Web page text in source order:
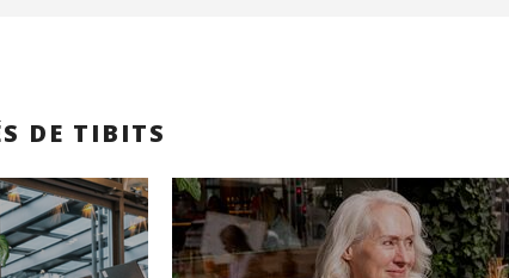
DE TIBITS